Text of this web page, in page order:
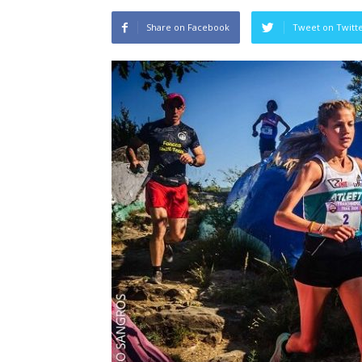
Share on Facebook Tweet on